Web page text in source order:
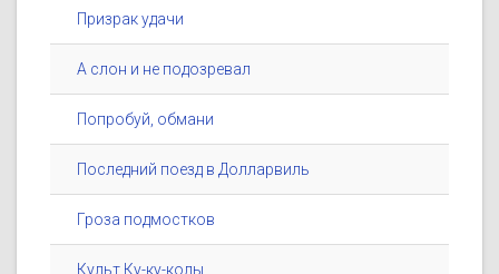
Призрак удачи
А слон и не подозревал
Попробуй, обмани
Последний поезд в Долларвиль
Гроза подмостков
Культ Ку-ку-колы